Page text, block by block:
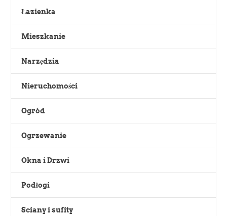
Łazienka
Mieszkanie
Narzędzia
Nieruchomości
Ogród
Ogrzewanie
Okna i Drzwi
Podłogi
Sciany i sufity